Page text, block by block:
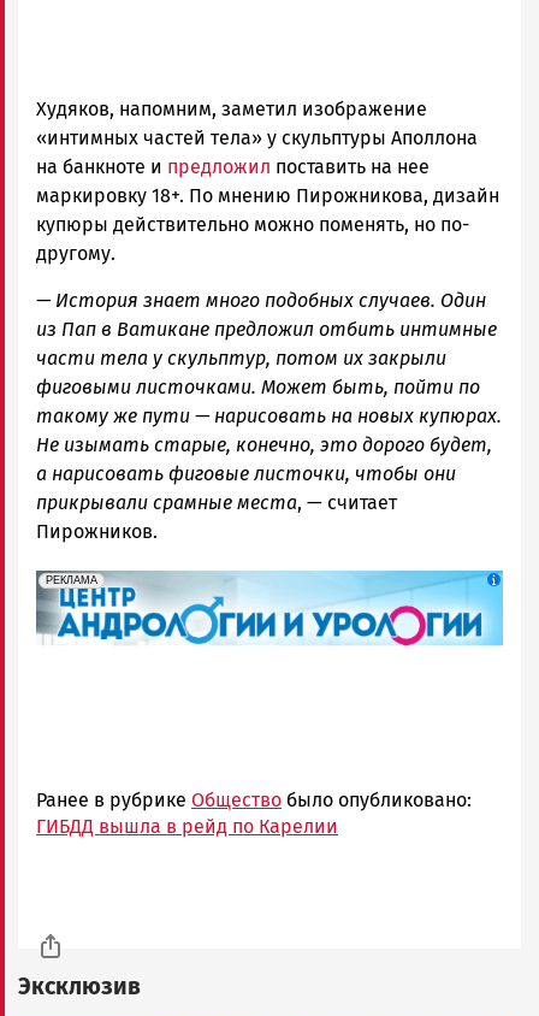
Худяков, напомним, заметил изображение
«интимных частей тела» у скульптуры Аполлона
на банкноте и предложил поставить на нее
маркировку 18+. По мнению Пирожникова, дизайн
купюры действительно можно поменять, но по-
другому.
— История знает много подобных случаев. Один
из Пап в Ватикане предложил отбить интимные
части тела у скульптур, потом их закрыли
фиговыми листочками. Может быть, пойти по
такому же пути — нарисовать на новых купюрах.
Не изымать старые, конечно, это дорого будет,
а нарисовать фиговые листочки, чтобы они
прикрывали срамные места, — считает
Пирожников.
erid: 2SDnjek5YUa
РЕКЛАМА
Реклама
Ранее в рубрике Общество было опубликовано:
ГИБДД вышла в рейд по Карелии
Эксклюзив